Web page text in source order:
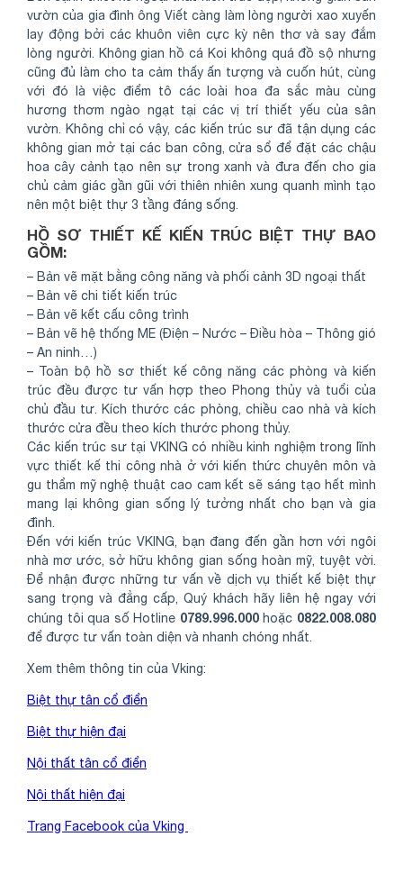
vườn của gia đình ông Viết càng làm lòng người xao xuyến
lay động bởi các khuôn viên cực kỳ nên thơ và say đắm
lòng người. Không gian hồ cá Koi không quá đồ sộ nhưng
cũng đủ làm cho ta cảm thấy ấn tượng và cuốn hút, cùng
với đó là việc điểm tô các loài hoa đa sắc màu cùng
hương thơm ngào ngạt tại các vị trí thiết yếu của sân
vườn. Không chỉ có vậy, các kiến trúc sư đã tận dụng các
không gian mở tại các ban công, cửa sổ để đặt các chậu
hoa cây cảnh tạo nên sự trong xanh và đưa đến cho gia
chủ cảm giác gần gũi với thiên nhiên xung quanh mình tạo
nên một biệt thự 3 tầng đáng sống.
HỒ SƠ THIẾT KẾ KIẾN TRÚC BIỆT THỰ BAO
GỒM:
– Bản vẽ mặt bằng công năng và phối cảnh 3D ngoại thất
– Bản vẽ chi tiết kiến trúc
– Bản vẽ kết cấu công trình
– Bản vẽ hệ thống ME (Điện – Nước – Điều hòa – Thông gió
– An ninh…)
– Toàn bộ hồ sơ thiết kế công năng các phòng và kiến
trúc đều được tư vấn hợp theo Phong thủy và tuổi của
chủ đầu tư. Kích thước các phòng, chiều cao nhà và kích
thước cửa đều theo kích thước phong thủy.
Các kiến trúc sư tại VKING có nhiều kinh nghiệm trong lĩnh
vực thiết kế thi công nhà ở với kiến thức chuyên môn và
gu thẩm mỹ nghệ thuật cao cam kết sẽ sáng tạo hết mình
mang lại không gian sống lý tưởng nhất cho bạn và gia
đình.
Đến với kiến trúc VKING, bạn đang đến gần hơn với ngôi
nhà mơ ước, sở hữu không gian sống hoàn mỹ, tuyệt vời.
Để nhận được những tư vấn về dịch vụ thiết kế biệt thự
sang trọng và đẳng cấp, Quý khách hãy liên hệ ngay với
chúng tôi qua số Hotline 0789.996.000hoặc 0822.008.080
để được tư vấn toàn diện và nhanh chóng nhất.
Xem thêm thông tin của Vking:
Biệt thự tân cổ điển
Biệt thự hiện đại
Nội thất tân cổ điển
Nội thất hiện đại
Trang Facebook của Vking